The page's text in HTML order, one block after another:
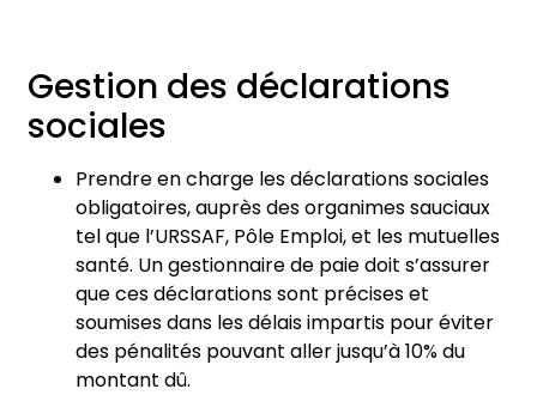
Gestion des déclarations
sociales
Prendre en charge les déclarations sociales
obligatoires, auprès des organimes sauciaux
tel que l’URSSAF, Pôle Emploi, et les mutuelles
santé. Un gestionnaire de paie doit s’assurer
que ces déclarations sont précises et
soumises dans les délais impartis pour éviter
des pénalités pouvant aller jusqu’à 10% du
montant dû.